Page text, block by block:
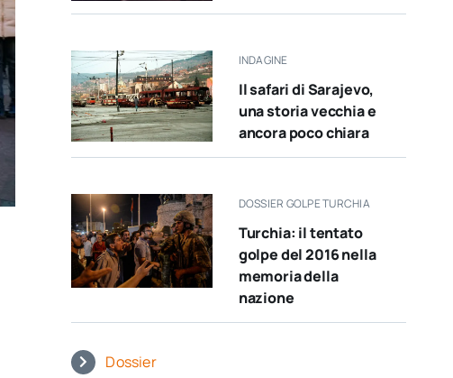
INDAGINE
Il safari di Sarajevo,
una storia vecchia e
ancora poco chiara
DOSSIER GOLPE TURCHIA
Turchia: il tentato
golpe del 2016 nella
memoria della
nazione
Dossier